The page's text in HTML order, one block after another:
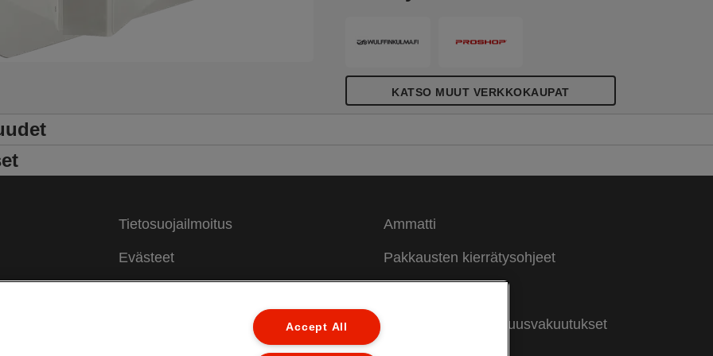
KATSO MUUT VERKKOKAUPAT
Tietosuojailmoitus
Evästeet
Ammatti
Pakkausten kierrätysohjeet
Vaatimustenmukaisuusvakuutukset
Accept All